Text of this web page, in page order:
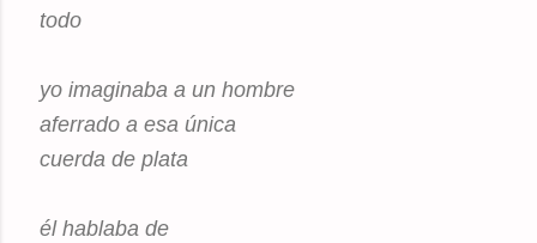
todo
yo imaginaba a un hombre
aferrado a esa única
cuerda de plata
él hablaba de